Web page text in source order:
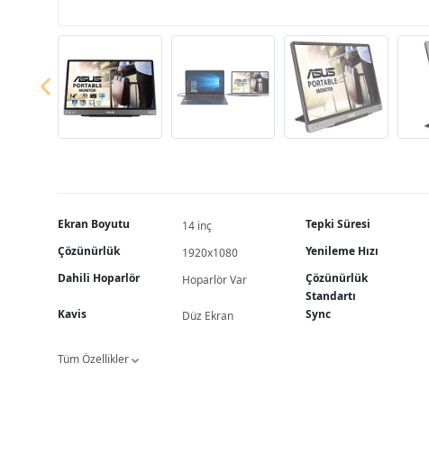
Ekran Boyutu 14 inç Tepki Süresi
Çözünürlük
1920x1080 Yenileme Hızı
Dahili Hoparlör
Hoparlör Var
Çözünürlük
Standartı
Kavis Düz Ekran Sync
Tüm Özellikler